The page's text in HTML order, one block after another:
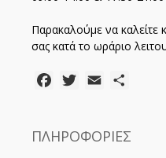
Παρακαλούμε να καλείτε
σας κατά το ωράριο
FacebookTwitter
Email
ΠΛΗΡΟΦΟΡΙΕΣ